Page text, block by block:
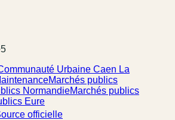
5
Urbaine Caen La
Marchés publics
NormandieMarchés publics
Eure
officielle